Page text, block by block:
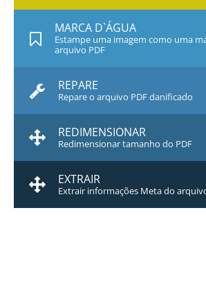
MARCA D`ÁGUA
Estampe uma imagem como uma
arquivo PDF
REPARE
Repare o arquivo PDF danificado
REDIMENSIONAR
Redimensionar tamanho do PDF
EXTRAIR
Extrair informações Meta do